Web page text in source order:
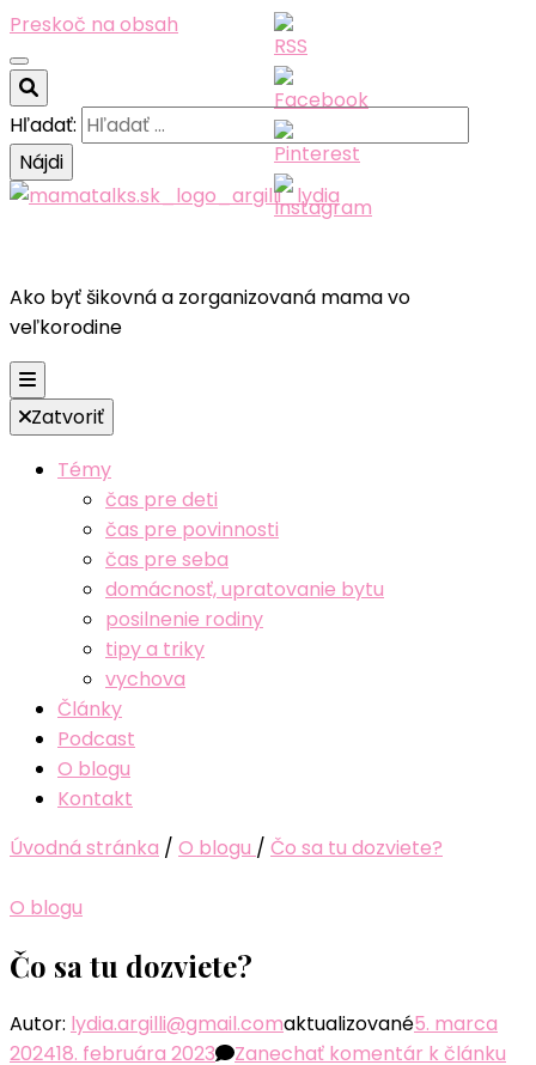
Preskoč na obsah
Hľadať:
Ako byť šikovná a zorganizovaná mama vo
veľkorodine
Zatvoriť
Témy
čas pre deti
čas pre povinnosti
čas pre seba
domácnosť, upratovanie bytu
posilnenie rodiny
tipy a triky
vychova
Články
Podcast
O blogu
Kontakt
Úvodná stránka / O blogu / Čo sa tu dozviete?
O blogu
Čo sa tu dozviete?
Autor: lydia.argilli@gmail.comaktualizované5. marca
202418. februára 2023 Zanechať komentár k článku